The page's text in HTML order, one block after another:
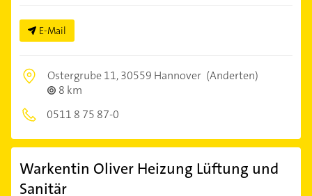
E-Mail
Ostergrube 11,30559 Hannover (Anderten)
8 km
0511 8 75 87-0
Warkentin Oliver Heizung Lüftung und
Sanitär